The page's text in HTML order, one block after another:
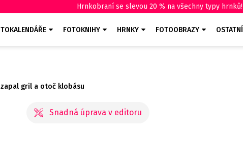
Hrnkobraní se slevou 20 % na všechny typy hrnků!
FOTOKNIHY HRNKY FOTOOBRAZY OSTATNÍ
gril a otoč klobásu